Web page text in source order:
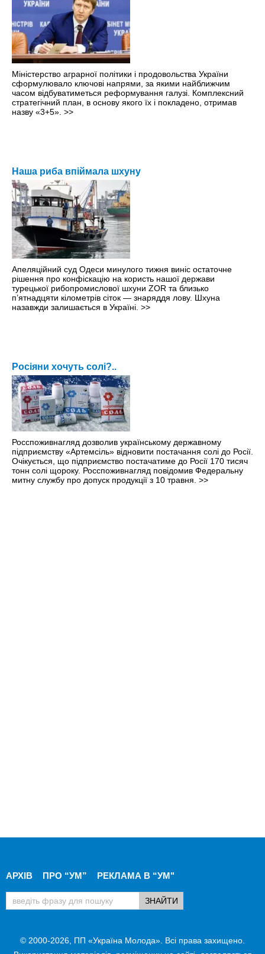
Міністерство аграрної політики і продовольства України
сформулювало ключові напрями, за якими найближчим
часом відбуватиметься реформування галузі. Комплексний
стратегічний план, в основу якого їх і покладено, отримав
назву «3+5». >>
Наша риба впіймала шхуну
Апеляційний суд Одеси минулого тижня виніс остаточне
рішення про конфіскацію на користь нашої держави
турецької рибопромислової шхуни ZOR та близько
п’ятнадцяти кілометрів сіток — знаряддя лову. Шхуна
назавжди залишається в Україні. >>
Росіяни хочуть солі?..
Росспоживнагляд дозволив українському державному
підприємству «Артемсіль» відновити постачання солі до Росії.
Очікується, що підприємство постачатиме до Росії 170 тисяч
тонн солі щороку. Росспоживнагляд повідомив Федеральну
митну службу про допуск продукції з 10 травня. >>
АРХІВ ПРО “УМ” РЕКЛАМА В “УМ"
© 2000-2026, ПП «Україна Молода». Всі права захищено.